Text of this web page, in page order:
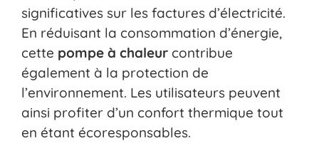
significatives sur les factures d’électricité.
En réduisant la consommation d’énergie,
cette pompe à chaleur contribue
également à la protection de
l’environnement. Les utilisateurs peuvent
ainsi profiter d’un confort thermique tout
en étant écoresponsables.